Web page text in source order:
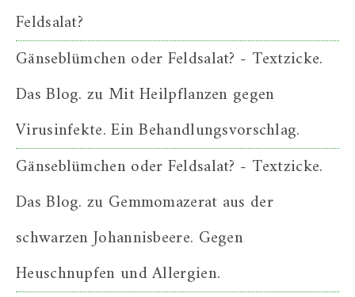
Feldsalat?
Gänseblümchen oder Feldsalat? - Textzicke.
Das Blog. zu Mit Heilpflanzen gegen
Virusinfekte. Ein Behandlungsvorschlag.
Gänseblümchen oder Feldsalat? - Textzicke.
Das Blog. zu Gemmomazerat aus der
schwarzen Johannisbeere. Gegen
Heuschnupfen und Allergien.